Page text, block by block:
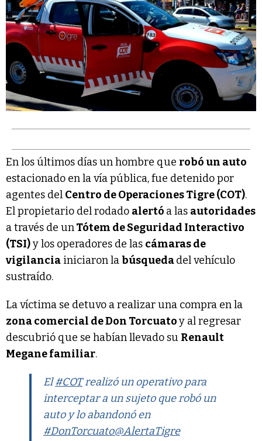
En los últimos días un hombre que robó un auto
estacionado en la vía pública, fue detenido por
agentes del Centro de Operaciones Tigre (COT).
El propietario del rodado alertó a las autoridades
a través de unTótem de Seguridad Interactivo
(TSI)y los operadores de las cámaras de
vigilancia iniciaron labúsquedadel vehículo
sustraído.
La víctima se detuvo a realizar una compra en la
zona comercial de Don Torcuatoy al regresar
descubrió que se habían llevado su Renault
Megane familiar.
El#COTrealizó un operativo para
interceptar a un sujeto que robó un
auto y lo abandonó en
#DonTorcuato@AlertaTigre